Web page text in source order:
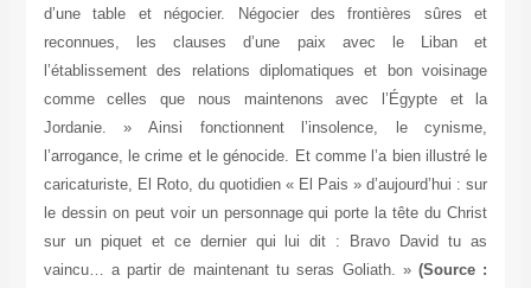
d’une table et négocier. Négocier des frontières sûres et
reconnues, les clauses d’une paix avec le Liban et
l’établissement des relations diplomatiques et bon voisinage
comme celles que nous maintenons avec l’Égypte et la
Jordanie. » Ainsi fonctionnent l’insolence, le cynisme,
l’arrogance, le crime et le génocide. Et comme l’a bien illustré le
caricaturiste, El Roto, du quotidien « El Pais » d’aujourd’hui : sur
le dessin on peut voir un personnage qui porte la tête du Christ
sur un piquet et ce dernier qui lui dit : Bravo David tu as
vaincu… a partir de maintenant tu seras Goliath. »(Source :